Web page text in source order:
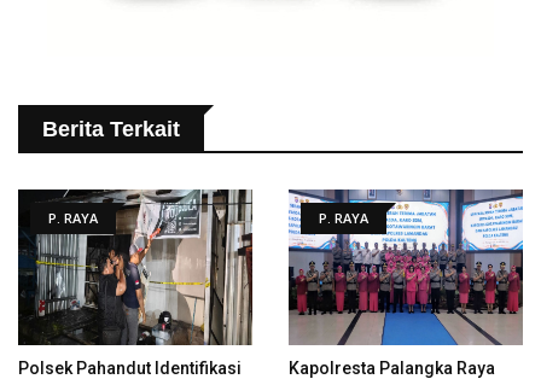
Berita Terkait
P. RAYA
Polsek Pahandut Identifikasi
P. RAYA
Kapolresta Palangka Raya